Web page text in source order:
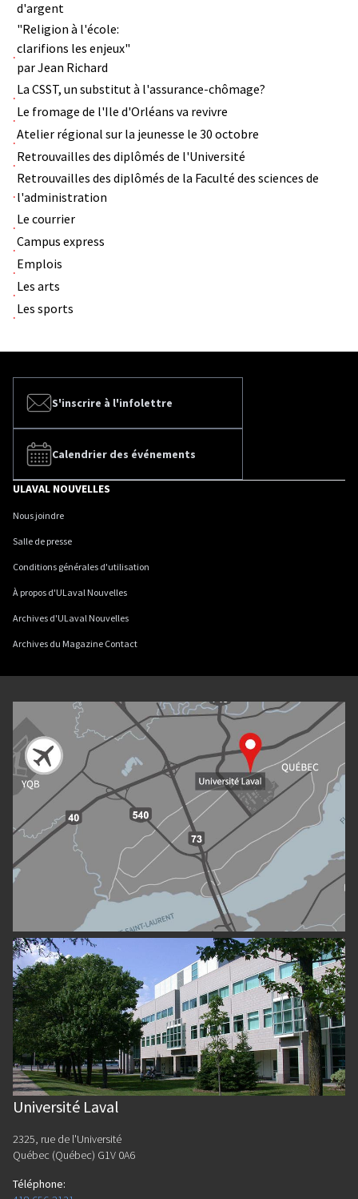
d'argent
"Religion à l'école:
clarifions les enjeux"
par Jean Richard
La CSST, un substitut à l'assurance-chômage?
Le fromage de l'Ile d'Orléans va revivre
Atelier régional sur la jeunesse le 30 octobre
Retrouvailles des diplômés de l'Université
Retrouvailles des diplômés de la Faculté des sciences de
l'administration
Le courrier
Campus express
Emplois
Les arts
Les sports
S'inscrire à l'infolettre
Calendrier des événements
ULAVAL NOUVELLES
Nous joindre
Salle de presse
Conditions générales d'utilisation
À propos d'ULaval Nouvelles
Archives d'ULaval Nouvelles
Archives du Magazine Contact
Université Laval
2325, rue de l'Université
Québec (Québec) G1V 0A6
Téléphone: